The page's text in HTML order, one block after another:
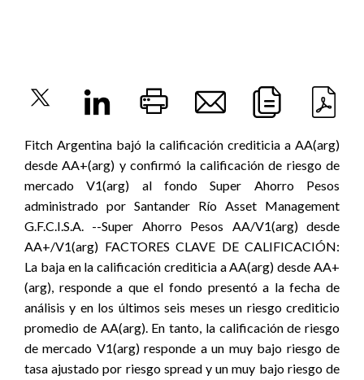
Fitch Argentina bajó la calificación crediticia a AA(arg)
desde AA+(arg) y confirmó la calificación de riesgo de
mercado V1(arg) al fondo Super Ahorro Pesos
administrado por Santander Río Asset Management
G.F.C.I.S.A. --Super Ahorro Pesos AA/V1(arg) desde
AA+/V1(arg) FACTORES CLAVE DE CALIFICACIÓN:
La baja en la calificación crediticia a AA(arg) desde AA+
(arg), responde a que el fondo presentó a la fecha de
análisis y en los últimos seis meses un riesgo crediticio
promedio de AA(arg). En tanto, la calificación de riesgo
de mercado V1(arg) responde a un muy bajo riesgo de
tasa ajustado por riesgo spread y un muy bajo riesgo de